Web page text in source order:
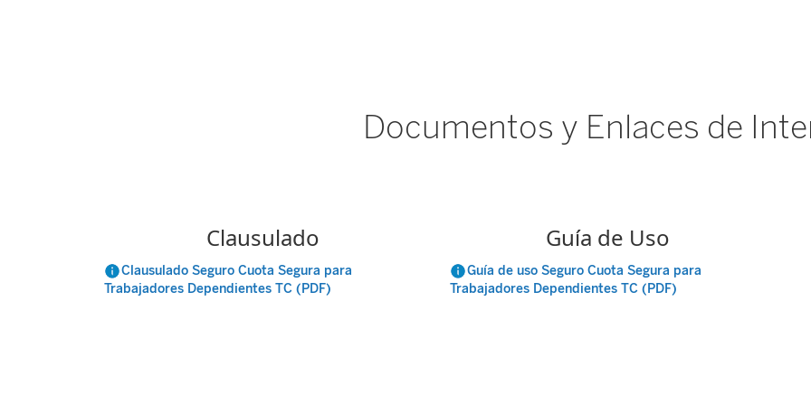
Documentos y Enlaces de
Clausulado
Clausulado Seguro Cuota Segura para
Trabajadores Dependientes TC (PDF)
Guía de Uso
Guía de uso Seguro Cuota Segura para
Trabajadores Dependientes TC (PDF)